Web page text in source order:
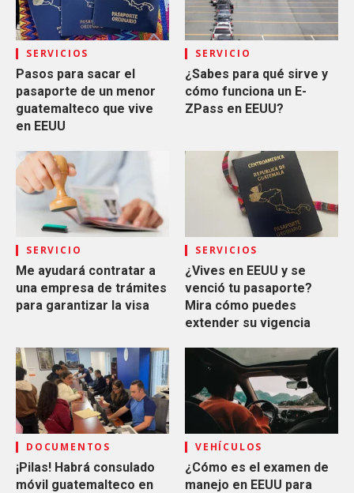
SERVICIOS
Pasos para sacar el
pasaporte de un menor
guatemalteco que vive
en EEUU
SERVICIO
¿Sabes para qué sirve y
cómo funciona un E-
ZPass en EEUU?
SERVICIO
Me ayudará contratar a
una empresa de trámites
para garantizar la visa
SERVICIOS
¿Vives en EEUU y se
venció tu pasaporte?
Mira cómo puedes
extender su vigencia
DOCUMENTOS
¡Pilas! Habrá consulado
móvil guatemalteco en
VEHÍCULOS
¿Cómo es el examen de
manejo en EEUU para